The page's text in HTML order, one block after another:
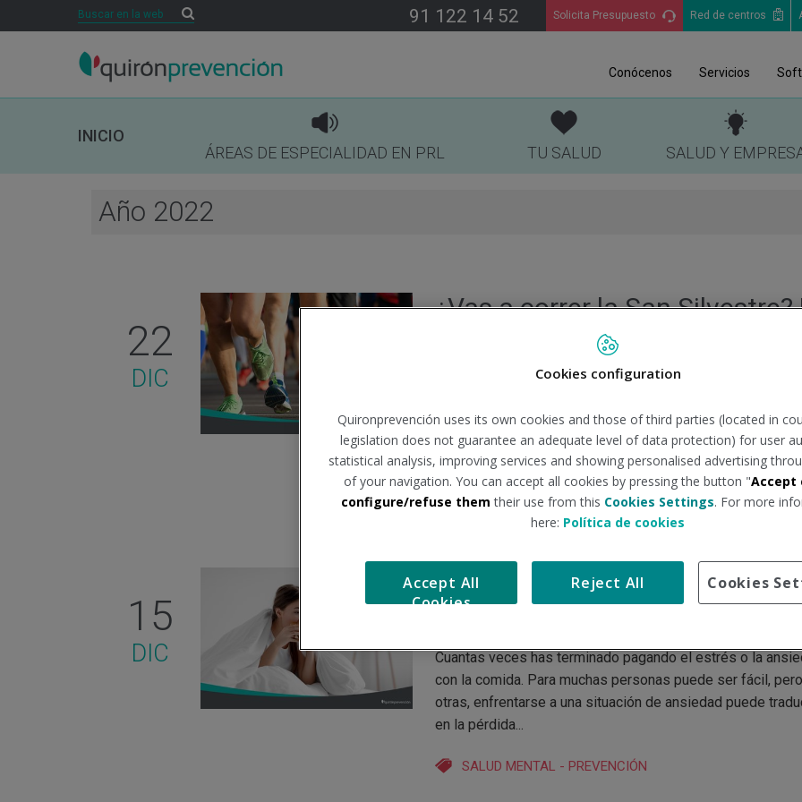
Buscar 91 122 14 52 Solicita Presupuesto Red de centros
Conócenos Servicios
INICIO
ÁREAS DE ESPECIALIDAD EN PRL
TU SALUD SALUD Y
Año 2022
22
DIC
¿Vas a correr la San Silvestre?
te pierdas estos consejos de
Como todos sabéis, el nombre con el que se conocen las
distintas carreras atléticas de carácter popular que se
anualmente el 31 de diciembre en diferentes lugares del
es "San Silvestre"....
SALUD-PREVENCIÓN
15
DIC
Que tus emociones no coman
ti
Cuantas veces has terminado pagando el estrés o la
con la comida. Para muchas personas puede ser fácil,
otras, enfrentarse a una situación de ansiedad puede
en la pérdida...
SALUD MENTAL - PREVENCIÓN
Cookies configuration
Quironprevención uses its own cookies and those of third parties (located in
legislation does not guarantee an adequate level of data protection) for user
statistical analysis, improving services and showing personalised advertising
of your navigation. You can accept all cookies by pressing the button "Accept
configure/refuse them their use from this Cookies Settings. For more
here: Política de cookies
Cookies
Reject All
Accept All
Cookies